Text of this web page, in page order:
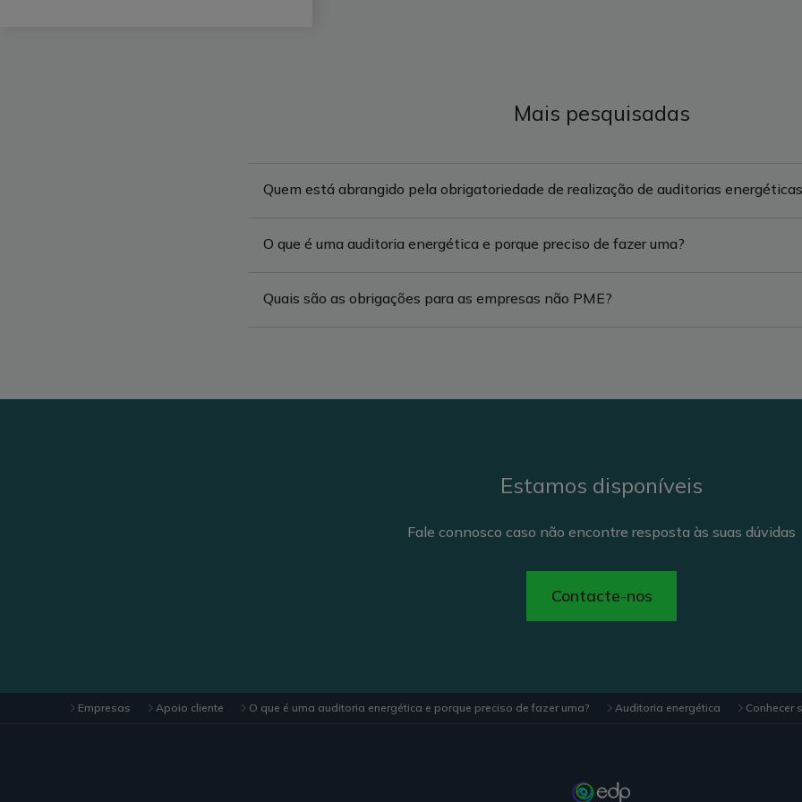
Mais pesquisadas
Quem está abrangido pela obrigatoriedade de realização de auditorias
O que é uma auditoria energética e porque preciso de fazer uma?
Quais são as obrigações para as empresas não PME?
Estamos disponíveis
Fale connosco caso não encontre resposta às suas dúvidas
Contacte-nos
Empresas Apoio cliente O que é uma auditoria energética e porque preciso de fazer uma? Auditoria energética Conhecer